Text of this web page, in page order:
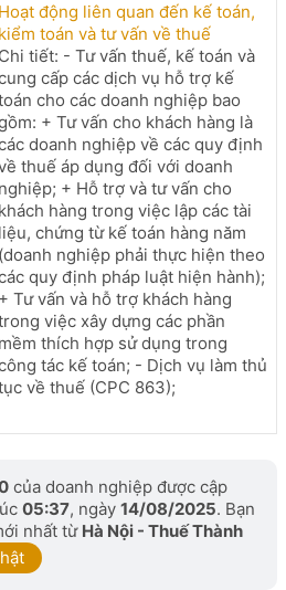
Hoạt động liên quan đến kế toán,
kiểm toán và tư vấn về thuế
Chi tiết: - Tư vấn thuế, kế toán và
cấp các dịch vụ hỗ trợ kế
cho các doanh nghiệp bao
+ Tư vấn cho khách hàng là
doanh nghiệp về các quy định
thuế áp dụng đối với doanh
nghiệp; + Hỗ trợ và tư vấn cho
khách hàng trong việc lập các tài
liệu, chứng từ kế toán hàng năm
(doanh nghiệp phải thực hiện theo
quy định pháp luật hiện hành);
+ Tư vấn và hỗ trợ khách hàng
việc xây dựng các phần
mềm thích hợp sử dụng trong
tác kế toán; - Dịch vụ làm thủ
về thuế (CPC 863);
của doanh nghiệp được cập
05:37, ngày 14/08/2025. Bạn
nhất từ Hà Nội - Thuế Thành